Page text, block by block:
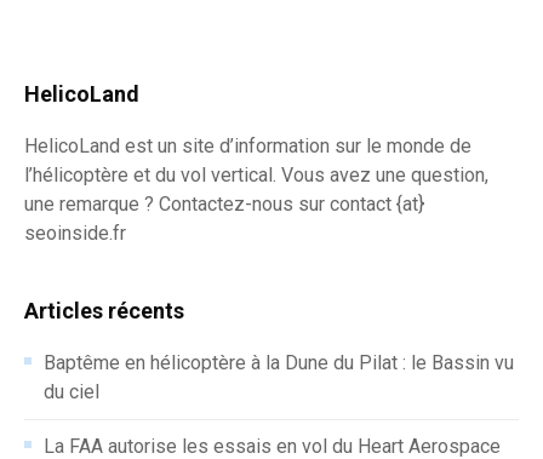
HelicoLand
HelicoLand est un site d’information sur le monde de
l’hélicoptère et du vol vertical. Vous avez une question,
une remarque ? Contactez-nous sur contact {at}
seoinside.fr
Articles récents
Baptême en hélicoptère à la Dune du Pilat : le Bassin vu
du ciel
La FAA autorise les essais en vol du Heart Aerospace